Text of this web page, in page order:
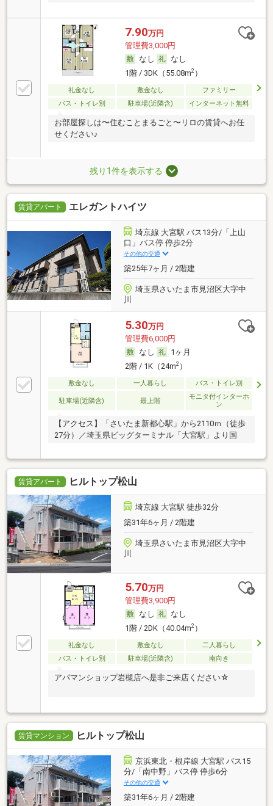
7.90万円
管理費3,000円
なし
なし
1階 / 3DK（55.08m2）
礼金なし 敷金なし
ファミリー
バス・トイレ別
駐車場(近隣含) インターネット無料
お部屋探しは〜住むことまるごと〜リロの賃貸へお任
せください♪
残り1件を表示する
賃貸アパート エレガントハイツ
埼京線 大宮駅 バス13分/「上山
口」バス停 停歩2分
その他の交通
築25年7ヶ月 / 2階建
埼玉県さいたま市見沼区大字中
川
5.30万円
管理費6,000円
なし
1ヶ月
2階 / 1K（24m2）
敷金なし 一人暮らし バス・トイレ別
駐車場(近隣含) 最上階
モニタ付インターホ
ン
【アクセス】「さいたま新都心駅」から2110ｍ（徒歩
27分）／埼玉県ビッグターミナル「大宮駅」より国
賃貸アパート ヒルトップ松山
埼京線 大宮駅 徒歩32分
築31年6ヶ月 / 2階建
埼玉県さいたま市見沼区大字中
川
5.70万円
管理費3,900円
なし
なし
1階 / 2DK（40.04m2）
礼金なし 敷金なし
二人暮らし
バス・トイレ別
駐車場(近隣含) 南向き
アパマンショップ岩槻店へ是非ご来店ください☆
賃貸マンション ヒルトップ松山
京浜東北・根岸線 大宮駅 バス15
分/「南中野」バス停 停歩6分
その他の交通
築31年6ヶ月 / 2階建